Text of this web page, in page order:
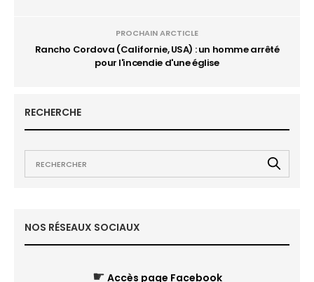
PROCHAIN ARCTICLE
Rancho Cordova (Californie, USA) : un homme arrêté
pour l'incendie d'une église
RECHERCHE
NOS RÉSEAUX SOCIAUX
☛ Accès page Facebook